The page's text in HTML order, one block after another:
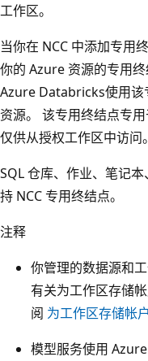
工作区。
当你在 NCC 中添加专用
你的 Azure 资源的专用终
Azure Databricks使用该
资源。 该专用终结点专
仅供从授权工作区中访问。
SQL 仓库、作业、笔记
持 NCC 专用终结点。
注释
你管理的数据源和
有关为工作区存储
阅 为工作区存储帐
模型服务使用